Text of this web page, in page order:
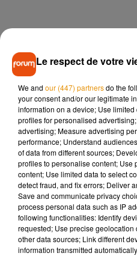
Car c’est bien l’un des
l’argent. En cas de grossesse,
choisissent de se retirer, et de
difficulté. Récemment,
dans une tribune publiéepar
de contrat avec son
grossesse et de post-
Marie-Amélie Le Fura eu la
son principal sponsor EDF,
Mais ce n’est pas aussi
encadrer la sportive dans sa
pourrait être bénéfique pour
Le respect de votre
We and our (447) partnersdo the
your consent and/or our legitimate
information on a device; Use
profiles for personalised
advertising; Measure advertising
performance; Understand
of data from different sources;
profiles to personalise content; Use
content; Use limited data to select
detect fraud, and fix errors; Deliver
Save and communicate privacy
process personal data such as IP
following functionalities: Identify
requested; Use precise
other data sources; Link different
information transmitted